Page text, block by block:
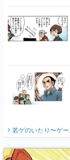
若ゲのいたり〜ゲ